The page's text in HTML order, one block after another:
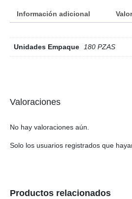
Información adicional
Unidades Empaque 180 PZAS
Valoraciones
No hay valoraciones aún.
Solo los usuarios registrados que
Productos relacionados